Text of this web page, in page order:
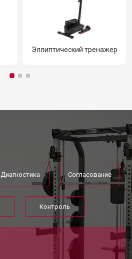
Эллиптический тренажер
Диагностика Согласование
Контроль